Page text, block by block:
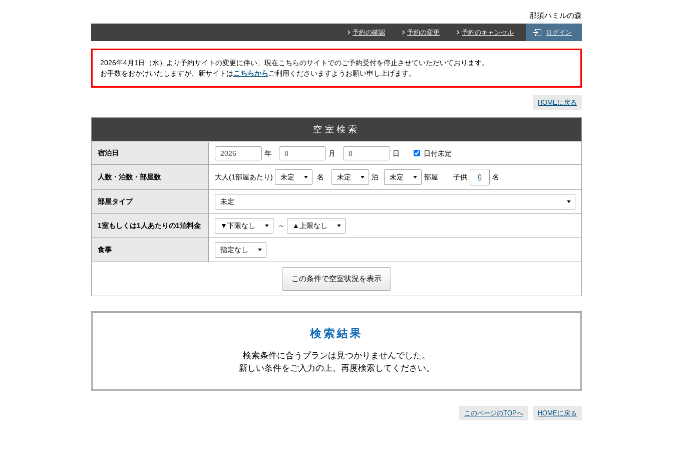
那須ハミルの森
予約の確認 予約の変更 予約のキャンセル ログイン
2026年4月1日（水）より予約サイトの変更に伴い、現在こちらのサイトでのご予約受付を停止させていただいております。
お手数をおかけいたしますが、新サイトはこちらからご利用くださいますようお願い申し上げます。
HOMEに戻る
空室検索
宿泊日 年 月 日 日付未定
人数・泊数・部屋数 大人(1部屋あたり) 名 泊 部屋 子供 0 名
部屋タイプ
1室もしくは1人あたりの1泊料金 ～
食事
検索結果
検索条件に合うプランは見つかりませんでした。
新しい条件をご入力の上、再度検索してください。
このページのTOPへ HOMEに戻る